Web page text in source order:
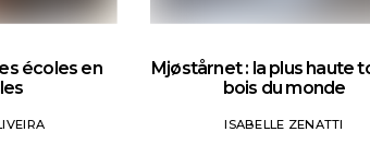
écoles en
Mjøstårnet : la plus haute
bois du monde
ISABELLE ZENATTI